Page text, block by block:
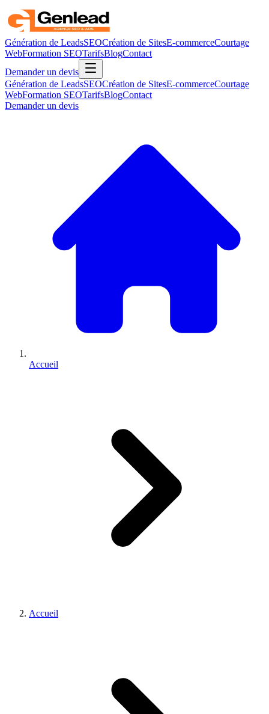
Génération de LeadsSEOCréation de SitesE-commerceCourtage
WebFormation SEOTarifsBlogContact
Demander un devis
Génération de LeadsSEOCréation de SitesE-commerceCourtage
WebFormation SEOTarifsBlogContact
Demander un devis
Accueil
Accueil